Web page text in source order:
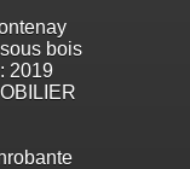
bois
2019